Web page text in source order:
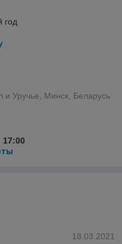
год
и Уручье, Минск, Беларусь
17:00
18.03.2021